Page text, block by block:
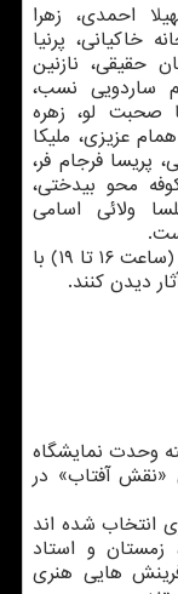
احمدی، زهرا
خاکیانی، پرنیا
حقیقی، نازنین
ساردویی نسب،
صحبت لو، زهره
عزیزی، ملیکا
پریسا فرجام فر،
محو بیدختی،
ولائی اسامی
بازدیدکنندگان می توانند از ۱۷ تا ۲۱ آبان ماه (ساعت ۱۶ تا ۱۹) با
دیدن کنند.
وحدت نمایشگاه
«نقش آفتاب» در
انتخاب شده اند
زمستان و استاد
هایی هنری